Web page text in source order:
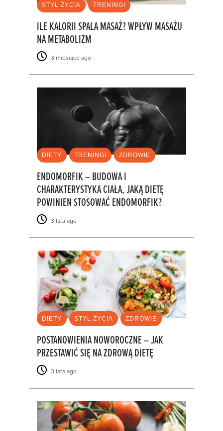
STYL ŻYCIA TRENINGI
ILE KALORII SPALA MASAŻ? WPŁYW MASAŻU
NA METABOLIZM
3 miesiące ago
DIETY TRENINGI ZDROWIE
ENDOMORFIK – BUDOWA I
CHARAKTERYSTYKA CIAŁA, JAKĄ DIETĘ
POWINIEN STOSOWAĆ ENDOMORFIK?
3 lata ago
DIETY STYL ŻYCIA ZDROWIE
POSTANOWIENIA NOWOROCZNE – JAK
PRZESTAWIĆ SIĘ NA ZDROWĄ DIETĘ
3 lata ago